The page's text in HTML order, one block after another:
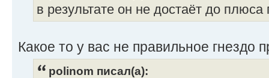
в результате он не достаёт до плюса
Какое то у вас не правильное гнездо
polinom писал(а):